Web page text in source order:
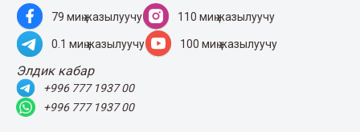
79 миң жазылуучу 110 миң жазылуучу
0.1 миң жазылуучу 100 миң жазылуучу
Элдик кабар
+996 777 1937 00
+996 777 1937 00